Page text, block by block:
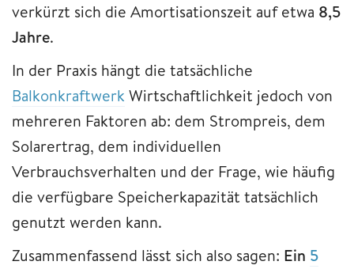
verkürzt sich die Amortisationszeit auf etwa 8,5
Jahre.
In der Praxis hängt die tatsächliche
Balkonkraftwerk Wirtschaftlichkeit jedoch von
mehreren Faktoren ab: dem Strompreis, dem
Solarertrag, dem individuellen
Verbrauchsverhalten und der Frage, wie häufig
die verfügbare Speicherkapazität tatsächlich
genutzt werden kann.
Zusammenfassend lässt sich also sagen: Ein 5